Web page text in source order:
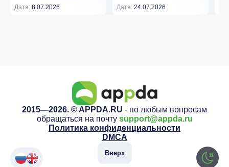
Дата: 8.07.2026
Дата: 24.07.2026
2015—2026. © APPDA.RU - по любым вопросам
обращаться на почту support@appda.ru
Политика конфиденциальности
DMCA
Вверх